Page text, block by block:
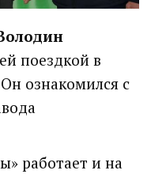
поездкой в
ознакомился с
работает и на